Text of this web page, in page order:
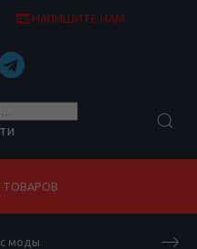
НАПИШИТЕ НАМ
ТОВАРОВ
моды